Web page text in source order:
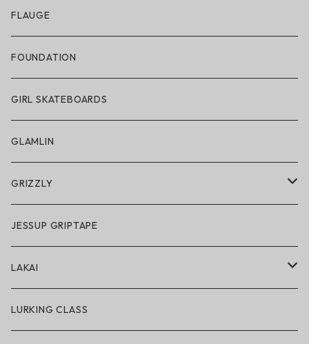
アパレル
帽子
サングラス
スノーゴーグル
アクセサリー・小物
FLAUGE
FOUNDATION
GIRL SKATEBOARDS
GLAMLIN
GRIZZLY
GRIZZLY × POLeR
アパレル
ハードグッズ
JESSUP GRIPTAPE
LAKAI
LAKAI × POLeR
LURKING CLASS